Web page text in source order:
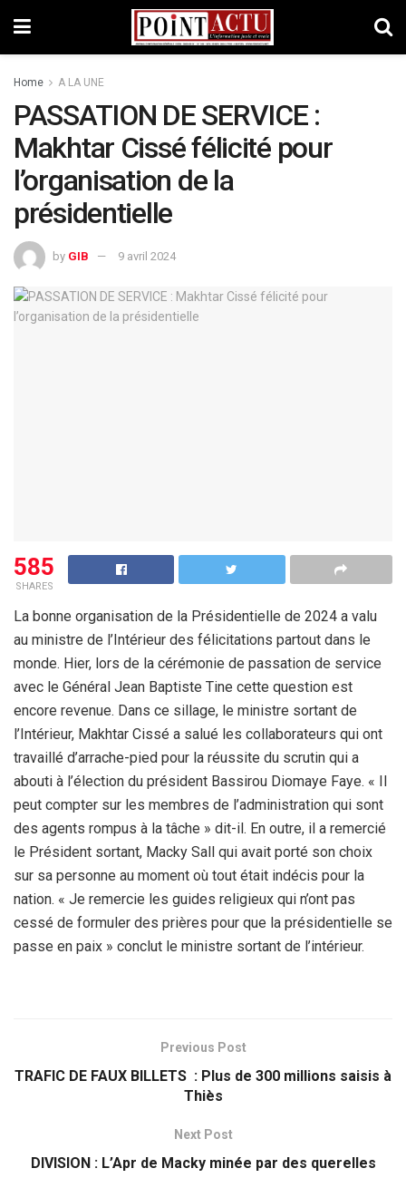
Home A LA UNE
PASSATION DE SERVICE :
Makhtar Cissé félicité pour
l’organisation de la
présidentielle
by GIB 9 avril 2024
585
SHARES
La bonne organisation de la Présidentielle de 2024 a valu
au ministre de l’Intérieur des félicitations partout dans le
monde. Hier, lors de la cérémonie de passation de service
avec le Général Jean Baptiste Tine cette question est
encore revenue. Dans ce sillage, le ministre sortant de
l’Intérieur, Makhtar Cissé a salué les collaborateurs qui ont
travaillé d’arrache-pied pour la réussite du scrutin qui a
abouti à l’élection du président Bassirou Diomaye Faye. « Il
peut compter sur les membres de l’administration qui sont
des agents rompus à la tâche » dit-il. En outre, il a remercié
le Président sortant, Macky Sall qui avait porté son choix
sur sa personne au moment où tout était indécis pour la
nation. « Je remercie les guides religieux qui n’ont pas
cessé de formuler des prières pour que la présidentielle se
passe en paix » conclut le ministre sortant de l’intérieur.
Previous Post
TRAFIC DE FAUX BILLETS : Plus de 300 millions saisis à
Thiès
Next Post
DIVISION : L’Apr de Macky minée par des querelles